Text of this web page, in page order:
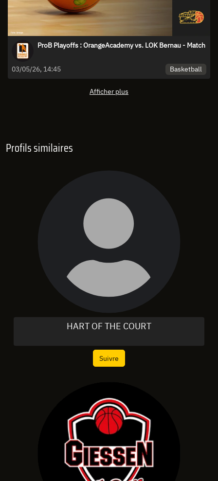
ProB Playoffs : OrangeAcademy vs. LOK Bernau - Match
03/05/26, 14:45 Basketball
Afficher plus
Profils similaires
HART OF THE COURT
Suivre